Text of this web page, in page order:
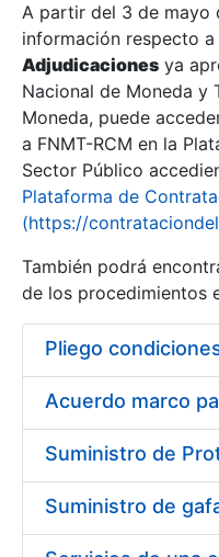
Mostrar/Ocultar
A partir del 3 de mayo
información respecto a
Adjudicaciones ya
Nacional de Moneda y
Moneda, puede
a FNMT-RCM en la
Sector Público
Plataforma de
(https://
También podrá
de los procedimientos